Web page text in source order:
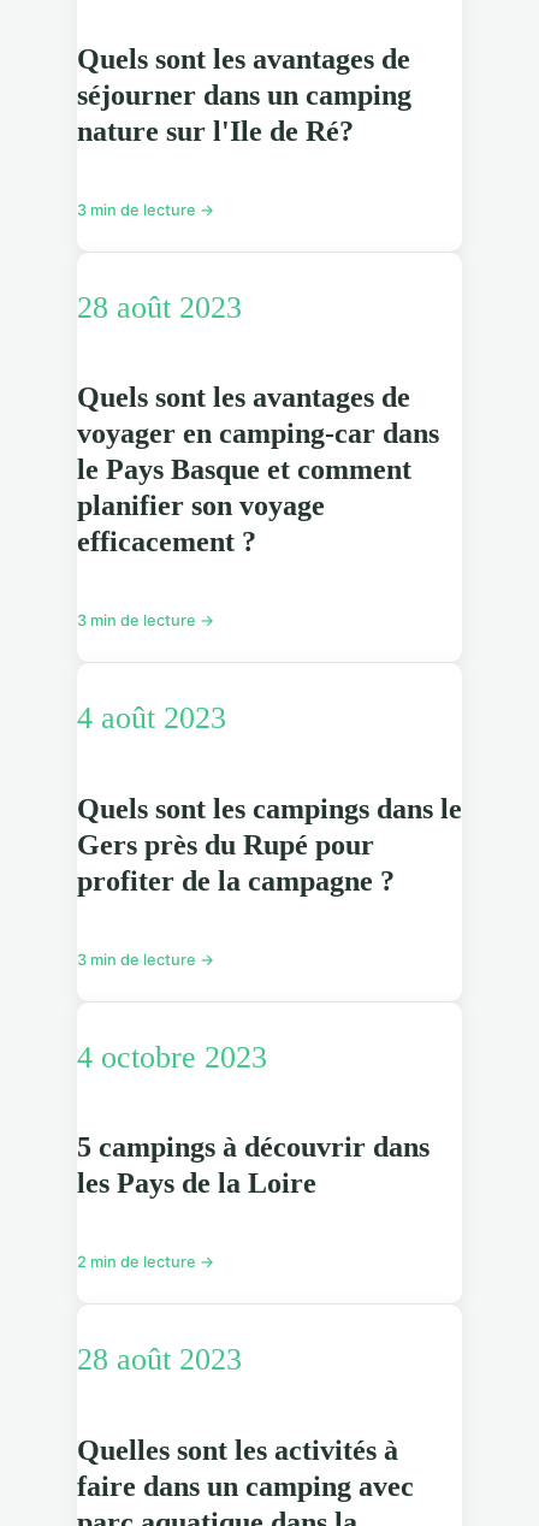
Quels sont les avantages de
séjourner dans un camping
nature sur l'Ile de Ré?
3 min de lecture →
28 août 2023
Quels sont les avantages de
voyager en camping-car dans
le Pays Basque et comment
planifier son voyage
efficacement ?
3 min de lecture →
4 août 2023
Quels sont les campings dans le
Gers près du Rupé pour
profiter de la campagne ?
3 min de lecture →
4 octobre 2023
5 campings à découvrir dans
les Pays de la Loire
2 min de lecture →
28 août 2023
Quelles sont les activités à
faire dans un camping avec